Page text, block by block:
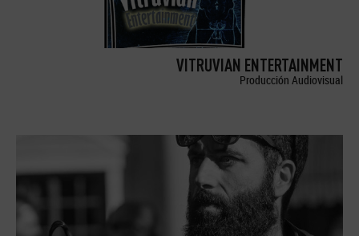
VITRUVIAN ENTERTAINMENT
Producción Audiovisual